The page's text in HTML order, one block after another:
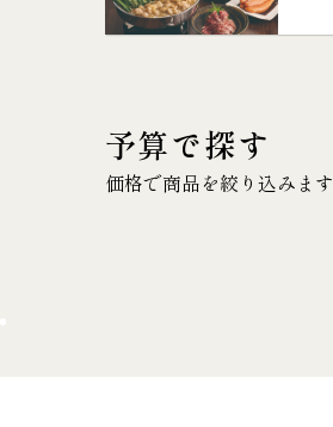
予算で探す
価格で商品を絞り込みます